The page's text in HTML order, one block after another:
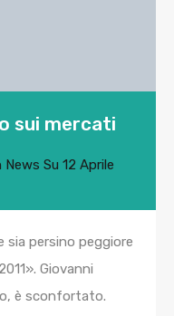
sui mercati
News Su 12 Aprile
sia persino peggiore
Giovanni
è sconfortato.